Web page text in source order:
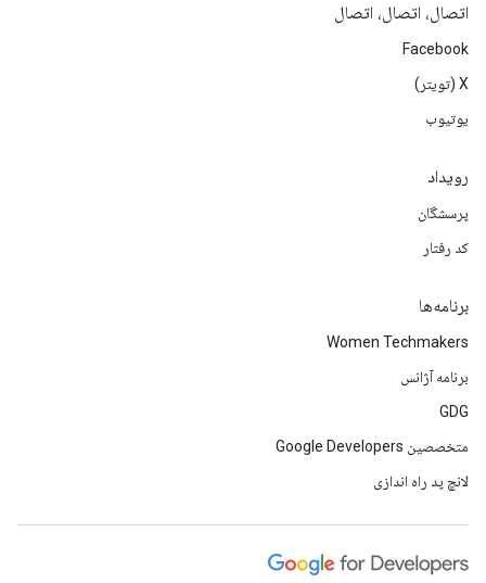
اتصال، اتصال، اتصال
Facebook
X (تویتر)
یوتیوب
رویداد
پرسشگان
کد رفتار
برنامه‌ها
Women Techmakers
برنامه آژانس
GDG
متخصصین Google Developers
لانچ پد راه اندازی